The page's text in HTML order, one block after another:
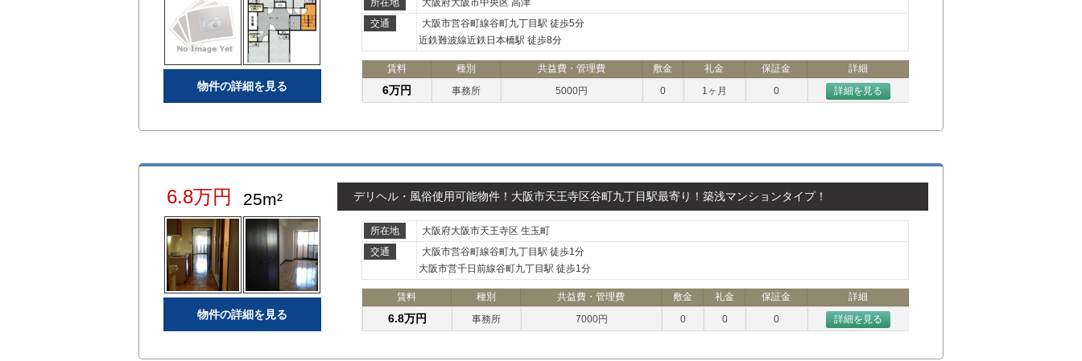
物件の詳細を見る
交通
大阪市営谷町線谷町九丁目駅 徒歩5分
近鉄難波線近鉄日本橋駅 徒歩8分
賃料 種別 共益費・管理費 敷金 礼金 保証金 詳細
6万円 事務所 5000円 0 1ヶ月 0 詳細を見る
6.8万円 25m²
物件の詳細を見る
デリヘル・風俗使用可能物件！大阪市天王寺区谷町九丁目駅最寄り！築浅マンションタイプ！
所在地
大阪府大阪市天王寺区 生玉町
交通
大阪市営谷町線谷町九丁目駅 徒歩1分
大阪市営千日前線谷町九丁目駅 徒歩1分
賃料 種別 共益費・管理費 敷金 礼金 保証金 詳細
6.8万円 事務所 7000円 0 0 0 詳細を見る